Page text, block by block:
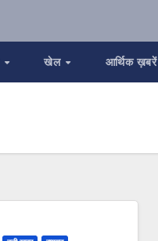
खेल आर्थिक ख़बरें